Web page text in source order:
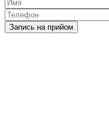
Запись на прийом